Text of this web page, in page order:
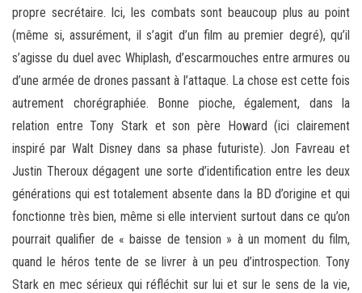
propre secrétaire. Ici, les combats sont beaucoup plus au point
(même si, assurément, il s’agit d’un film au premier degré), qu’il
s’agisse du duel avec Whiplash, d’escarmouches entre armures ou
d’une armée de drones passant à l’attaque. La chose est cette fois
autrement chorégraphiée. Bonne pioche, également, dans la
relation entre Tony Stark et son père Howard (ici clairement
inspiré par Walt Disney dans sa phase futuriste). Jon Favreau et
Justin Theroux dégagent une sorte d’identification entre les deux
générations qui est totalement absente dans la BD d’origine et qui
fonctionne très bien, même si elle intervient surtout dans ce qu’on
pourrait qualifier de « baisse de tension » à un moment du film,
quand le héros tente de se livrer à un peu d’introspection. Tony
Stark en mec sérieux qui réfléchit sur lui et sur le sens de la vie,